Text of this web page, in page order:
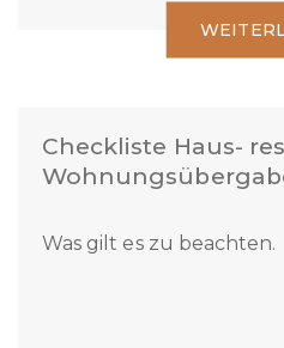
Wohnungsübergabe